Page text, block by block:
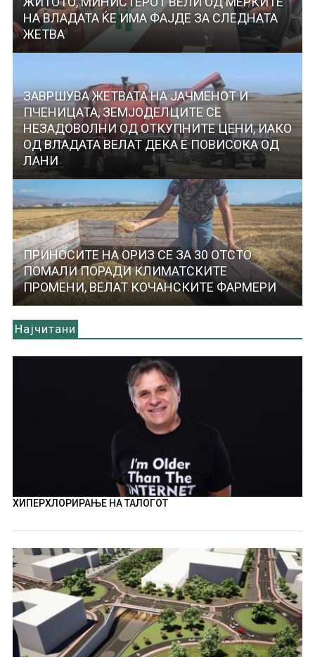
НА ВЛАДАТА ЌЕ ИМА ФАЈДЕ ЗА СЛЕДНАТА
ЖЕТВА
ЗАВРШУВА ЖЕТВАТА НА ЈАЧМЕНОТ И
ПЧЕНИЦАТА, ЗЕМЈОДЕЛЦИТЕ СЕ
НЕЗАДОВОЛНИ ОД ОТКУПНИТЕ ЦЕНИ, ИАКО
ОД ВЛАДАТА ВЕЛАТ ДЕКА Е ПОВИСОКА ОД
ЛАНИ
ПРИНОСИТЕ НА ОРИЗ СЕ ЗА 30 ОТСТО
ПОМАЛИ ПОРАДИ КЛИМАТСКИТЕ
ПРОМЕНИ, ВЕЛАТ КОЧАНСКИТЕ ФАРМЕРИ
Најчитани
ХИПЕРХЛОРИРАЊЕ НА ТАЛОГОТ